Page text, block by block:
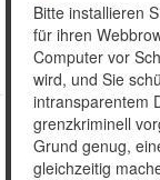
Mobile
Bitte installieren
für ihren
Computer vor
wird, und Sie
intransparentem
grenzkriminell
Grund genug,
gleichzeitig